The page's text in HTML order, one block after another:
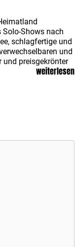
Shows nach
schlagfertige und
und
und preisgekrönter
und ein
weiterlesen